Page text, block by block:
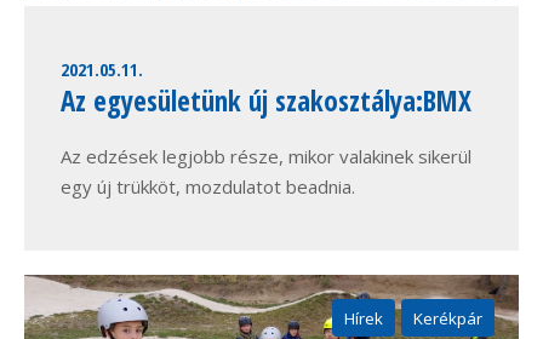
2021.05.11.
Az egyesületünk új szakosztálya:BMX
Az edzések legjobb része, mikor valakinek sikerül
egy új trükköt, mozdulatot beadnia.
Hírek Kerékpár